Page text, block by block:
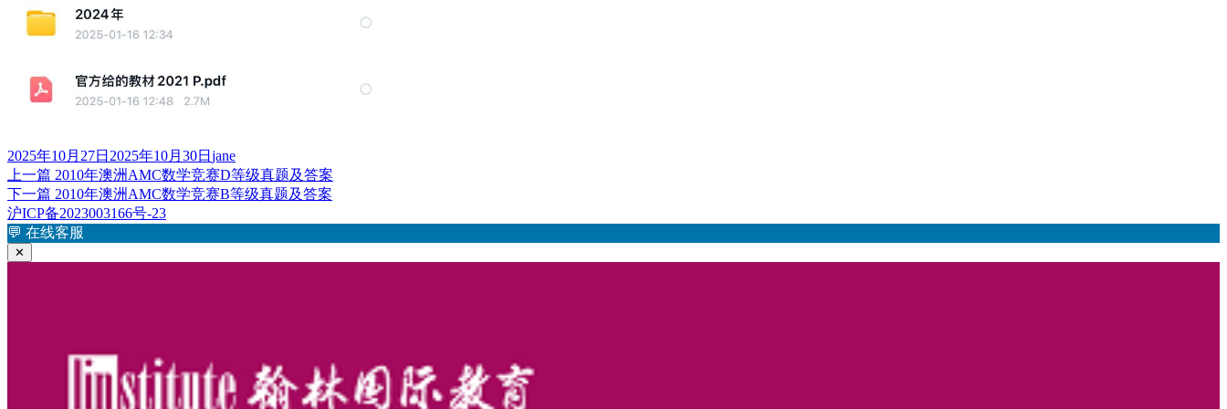
发
布
于
2025年10月27日 2025年10月30日 作
者
jane
文
章
导
航
上一篇 上
篇
文
章：
2010年澳洲AMC数学竞赛D等级真题及答案
下一篇 下
篇
文
2010年澳洲AMC数学竞赛B等级真题及答案
沪ICP备2023003166号-23
💬 在线客服
✕